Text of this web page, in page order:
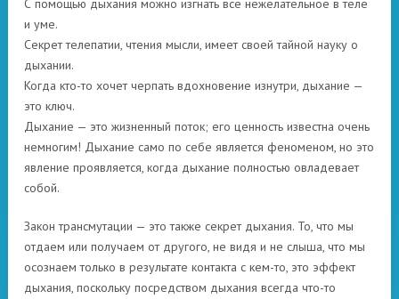
С помощью дыхания можно изгнать все нежелательное в теле
и уме.
Секрет телепатии, чтения мысли, имеет своей тайной науку о
дыхании.
Когда кто-то хочет черпать вдохновение изнутри, дыхание —
это ключ.
Дыхание — это жизненный поток; его ценность известна очень
немногим! Дыхание само по себе является феноменом, но это
явление проявляется, когда дыхание полностью овладевает
собой.
Закон трансмутации — это также секрет дыхания. То, что мы
отдаем или получаем от другого, не видя и не слыша, что мы
осознаем только в результате контакта с кем-то, это эффект
дыхания, поскольку посредством дыхания всегда что-то